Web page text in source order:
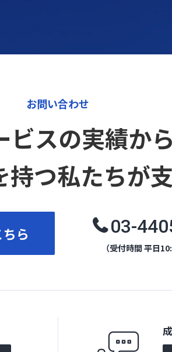
お問い合わせ
スの実績か
持つ私たちが
ら 03-
（受付時間 平日